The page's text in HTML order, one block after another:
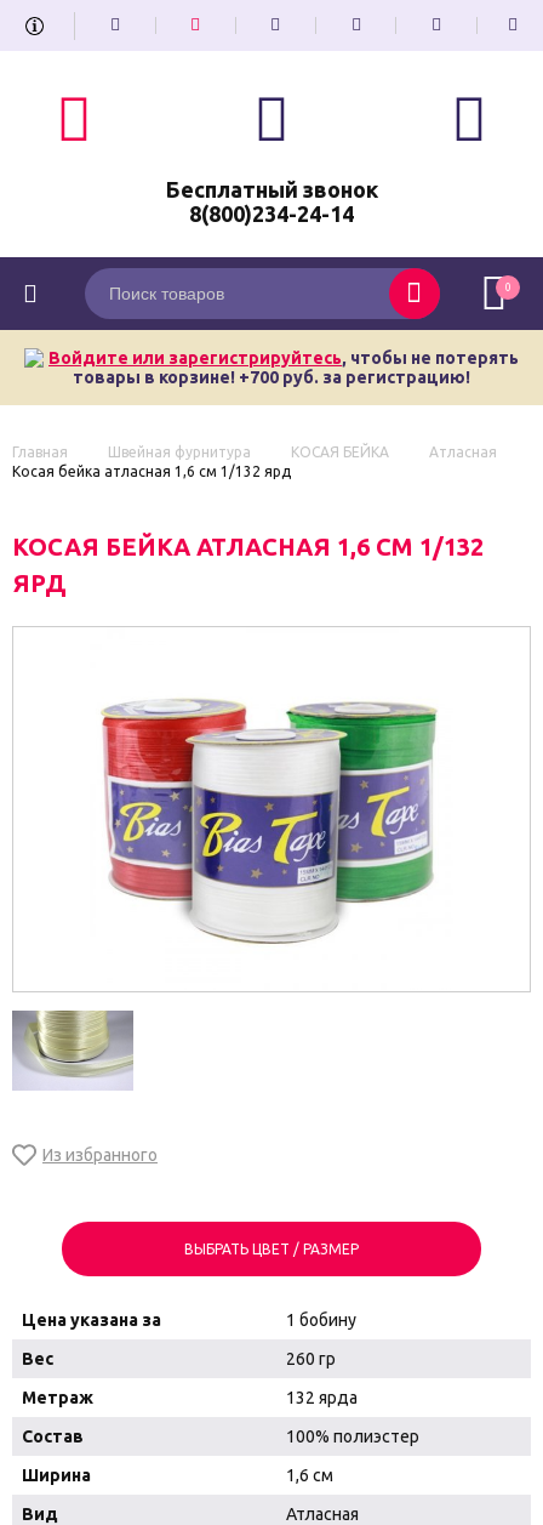
Бесплатный звонок
8(800)234-24-14
0
Войдите или зарегистрируйтесь, чтобы не потерять
товары в корзине! +700 руб. за регистрацию!
Главная Швейная фурнитура КОСАЯ БЕЙКА
Атласная
Косая бейка атласная 1,6 см 1/132 ярд
КОСАЯ БЕЙКА АТЛАСНАЯ 1,6 СМ 1/132
ЯРД
ВЫБРАТЬ ЦВЕТ / РАЗМЕР
Цена указана за
1 бобину
Вес
260 гр
Метраж
132 ярда
Состав
100% полиэстер
Ширина
1,6 см
Вид
Атласная